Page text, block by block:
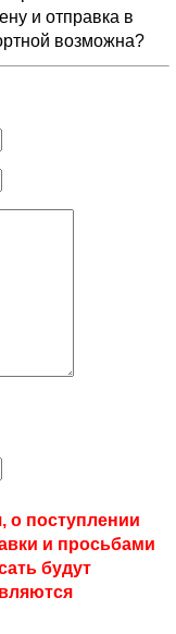
и отправка в
возможна?
о поступлении
и просьбами
будут